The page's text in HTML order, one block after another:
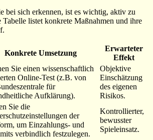
bei sich erkennen, ist es wichtig, aktiv zu
listet konkrete Maßnahmen und ihre
Konkrete Umsetzung
Erwarteter
Effekt
Sie einen wissenschaftlich
Online-Test (z.B. von
für
Aufklärung).
Objektive
Einschätzung
des eigenen
Risikos.
Sie die
der
um Einzahlungs- und
verbindlich festzulegen.
Kontrollierter,
bewusster
Spieleinsatz.